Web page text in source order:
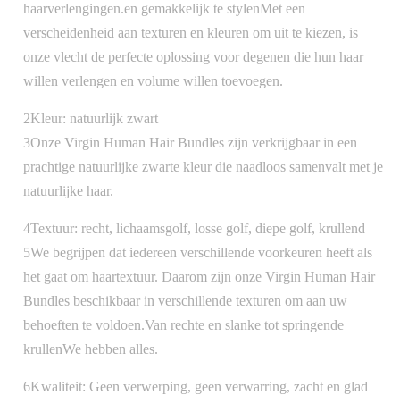
haarverlengingen.en gemakkelijk te stylenMet een
verscheidenheid aan texturen en kleuren om uit te kiezen, is
onze vlecht de perfecte oplossing voor degenen die hun haar
willen verlengen en volume willen toevoegen.
2Kleur: natuurlijk zwart
3Onze Virgin Human Hair Bundles zijn verkrijgbaar in een
prachtige natuurlijke zwarte kleur die naadloos samenvalt met je
natuurlijke haar.
4Textuur: recht, lichaamsgolf, losse golf, diepe golf, krullend
5We begrijpen dat iedereen verschillende voorkeuren heeft als
het gaat om haartextuur. Daarom zijn onze Virgin Human Hair
Bundles beschikbaar in verschillende texturen om aan uw
behoeften te voldoen.Van rechte en slanke tot springende
krullenWe hebben alles.
6Kwaliteit: Geen verwerping, geen verwarring, zacht en glad